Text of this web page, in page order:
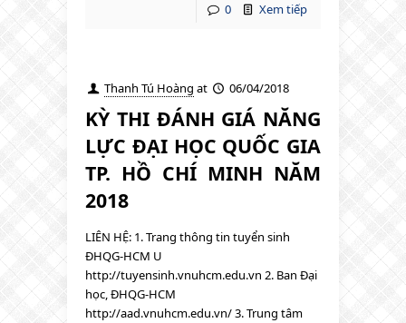
0 Xem tiếp
Thanh Tú Hoàng at 06/04/2018
KỲ THI ĐÁNH GIÁ NĂNG
LỰC ĐẠI HỌC QUỐC GIA
TP. HỒ CHÍ MINH NĂM
2018
LIÊN HỆ: 1. Trang thông tin tuyển sinh
ĐHQG-HCM U
http://tuyensinh.vnuhcm.edu.vn 2. Ban Đại
học, ĐHQG-HCM
http://aad.vnuhcm.edu.vn/ 3. Trung tâm